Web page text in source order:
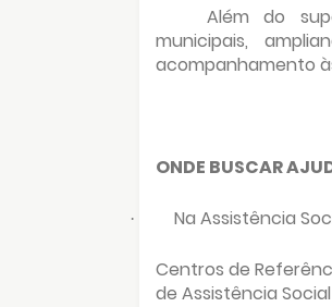
Além do
municipais,
acompanhamento
ONDE BUSCAR
· Na Assistência
Centros de
de Assistência